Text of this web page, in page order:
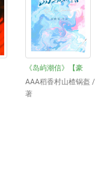
《岛屿潮信》【豪
AAA稻香村山楂锅盔 /
著